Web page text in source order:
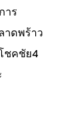
าร
าดพร้าว
ชคชัย4